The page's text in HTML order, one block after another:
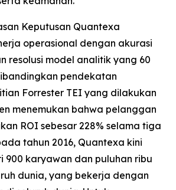
Keputusan Quantexa
operasional dengan akurasi
resolusi model analitik yang 60
pendekatan
Forrester TEI yang dilakukan
menemukan bahwa pelanggan
ROI sebesar 228% selama tiga
tahun 2016, Quantexa kini
900 karyawan dan puluhan ribu
dunia, yang bekerja dengan